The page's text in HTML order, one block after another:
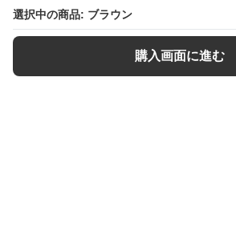
選択中の商品: ブラウン
購入画面に進む
選択中の商品: ブラウン
購入画面に進む